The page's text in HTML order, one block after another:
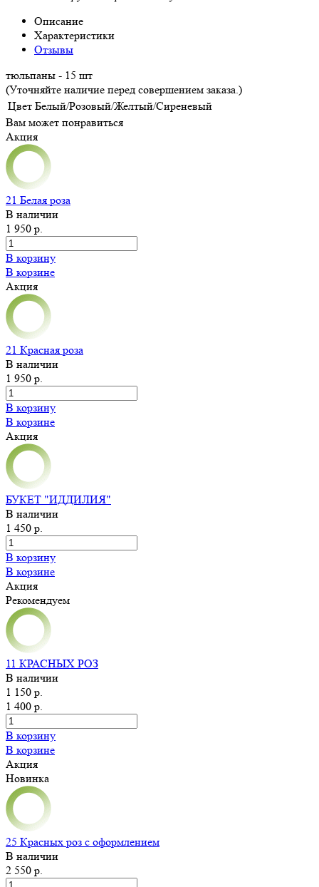
Описание
Характеристики
Отзывы
тюльпаны - 15 шт
(Уточняйте наличие перед совершением заказа.)
Цвет Белый/Розовый/Желтый/Сиреневый
Вам может понравиться
Акция
21 Белая роза
В наличии
1 950 р.
В корзину
В корзине
Акция
21 Красная роза
В наличии
1 950 р.
В корзину
В корзине
Акция
БУКЕТ "ИДДИЛИЯ"
В наличии
1 450 р.
В корзину
В корзине
Акция
Рекомендуем
11 КРАСНЫХ РОЗ
В наличии
1 150 р.
1 400 р.
В корзину
В корзине
Акция
Новинка
25 Красных роз с оформлением
В наличии
2 550 р.